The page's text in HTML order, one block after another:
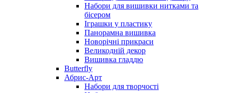
Набори для вишивки нитками та
бісером
Іграшки у пластику
Панорамна вишивка
Новорічні прикраси
Великодній декор
Вишивка гладдю
Butterfly
Абрис-Арт
Набори для творчості